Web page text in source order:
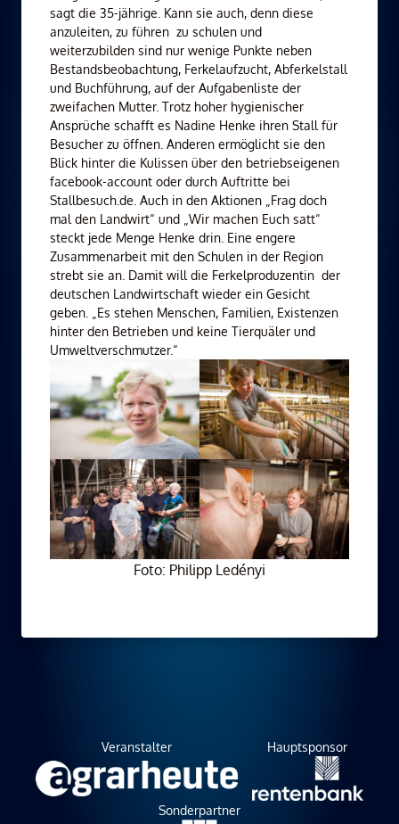
sagt die 35-jährige. Kann sie auch, denn diese
anzuleiten, zu führen zu schulen und
weiterzubilden sind nur wenige Punkte neben
Bestandsbeobachtung, Ferkelaufzucht, Abferkelstall
und Buchführung, auf der Aufgabenliste der
zweifachen Mutter. Trotz hoher hygienischer
Ansprüche schafft es Nadine Henke ihren Stall für
Besucher zu öffnen. Anderen ermöglicht sie den
Blick hinter die Kulissen über den betriebseigenen
facebook-account oder durch Auftritte bei
Stallbesuch.de. Auch in den Aktionen „Frag doch
mal den Landwirt“ und „Wir machen Euch satt“
steckt jede Menge Henke drin. Eine engere
Zusammenarbeit mit den Schulen in der Region
strebt sie an. Damit will die Ferkelproduzentin der
deutschen Landwirtschaft wieder ein Gesicht
geben. „Es stehen Menschen, Familien, Existenzen
hinter den Betrieben und keine Tierquäler und
Umweltverschmutzer.“
Foto: Philipp Ledényi
Veranstalter Hauptsponsor
Sonderpartner